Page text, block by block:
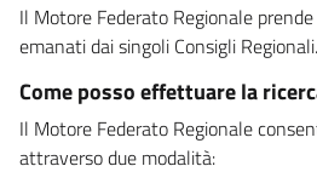
Il Motore Federato Regionale
emanati dai singoli Consigli Regionali.
Come posso effettuare la
Il Motore Federato Regionale
attraverso due modalità: